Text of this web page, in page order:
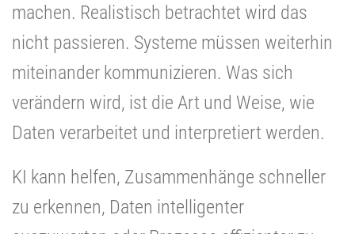
machen. Realistisch betrachtet wird das
nicht passieren. Systeme müssen weiterhin
miteinander kommunizieren. Was sich
verändern wird, ist die Art und Weise, wie
Daten verarbeitet und interpretiert werden.
KI kann helfen, Zusammenhänge schneller
zu erkennen, Daten intelligenter